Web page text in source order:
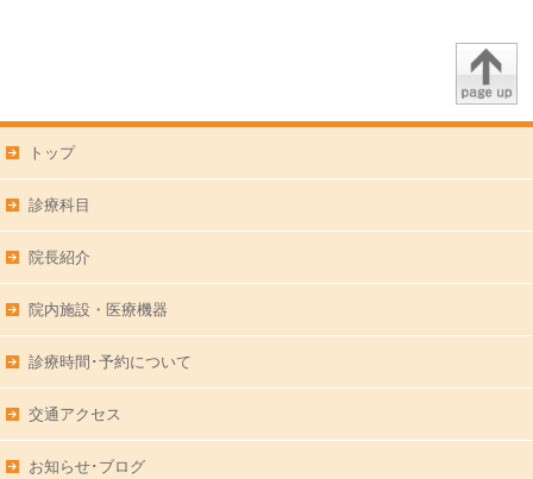
トップ
診療科目
院長紹介
院内施設・医療機器
診療時間･予約について
交通アクセス
お知らせ･ブログ